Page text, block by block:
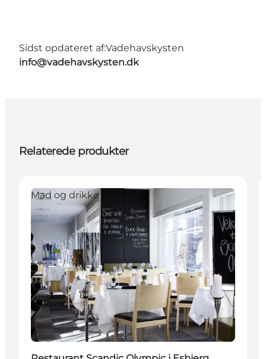
Sidst opdateret af:Vadehavskysten
info@vadehavskysten.dk
Relaterede produkter
Bæredygtige oplevelser
Mad og drikke